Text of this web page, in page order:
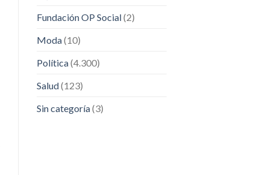
Fundación OP Social(2)
Moda(10)
Política(4.300)
Salud(123)
Sin categoría(3)